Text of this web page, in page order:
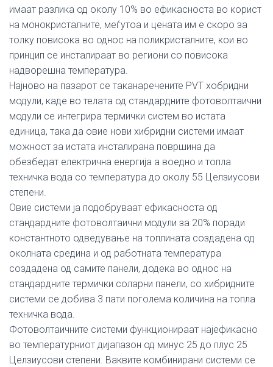
имаат разлика од околу 10% во ефикасноста во корист
на монокристалните, меѓутоа и цената им е скоро за
толку повисока во однос на поликристалните, кои во
принцип се инсталираат во региони со повисока
надворешна температура.
Најново на пазарот се таканаречените PVT хобридни
модули, каде во телата од стандардните фотоволтаични
модули се интегрира термички систем во истата
единица, така да овие нови хибридни системи имаат
можност за истата инсталирана површина да
обезбедат електрична енергија а воедно и топла
техничка вода со температура до околу 55 Целзиусови
степени.
Овие системи ја подобруваат ефикасноста од
стандардните фотоволтаични модули за 20% поради
константното одведување на топлината создадена од
околната средина и од работната температура
создадена од самите панели, додека во однос на
стандардните термички соларни панели, со хибридните
системи се добива 3 пати поголема количина на топла
техничка вода.
Фотоволтаичните системи функционираат најефикасно
во температурниот дијапазон од минус 25 до плус 25
Целзиусови степени. Ваквите комбинирани системи се